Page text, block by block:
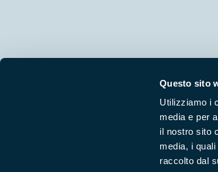
Questo sito
Utilizziamo i
media e per
il nostro sito
media, i
raccolto dal
- Il materiale del sito è